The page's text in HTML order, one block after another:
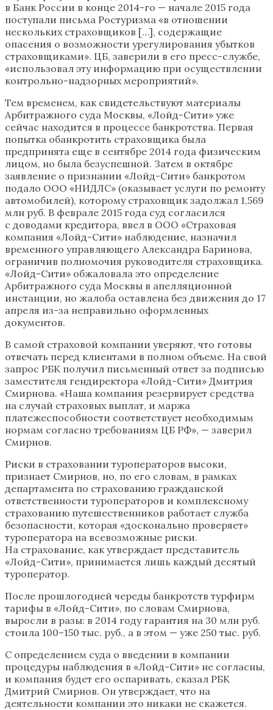
в Банк России в конце 2014-го — начале 2015 года
поступали письма Ростуризма «в отношении
нескольких страховщиков […], содержащие
опасения о возможности урегулирования убытков
страховщиками». ЦБ, заверили в его пресс-службе,
«использовал эту информацию при осуществлении
контрольно-надзорных мероприятий».
Тем временем, как свидетельствуют материалы
Арбитражного суда Москвы, «Лойд-Сити» уже
сейчас находится в процессе банкротства. Первая
попытка обанкротить страховщика была
предпринята еще в сентябре 2014 года физическим
лицом, но была безуспешной. Затем в октябре
заявление о признании «Лойд-Сити» банкротом
подало ООО «НИДЛС» (оказывает услуги по ремонту
автомобилей), которому страховщик задолжал 1,569
млн руб. В феврале 2015 года суд согласился
с доводами кредитора, ввел в ООО «Страховая
компания «Лойд-Сити» наблюдение, назначил
временного управляющего Александра Баринова,
ограничив полномочия руководителя страховщика.
«Лойд-Сити» обжаловала это определение
Арбитражного суда Москвы в апелляционной
инстанции, но жалоба оставлена без движения до 17
апреля из-за неправильно оформленных
документов.
В самой страховой компании уверяют, что готовы
отвечать перед клиентами в полном объеме. На свой
запрос РБК получил письменный ответ за подписью
заместителя гендиректора «Лойд-Сити» Дмитрия
Смирнова. «Наша компания резервирует средства
на случай страховых выплат, и маржа
платежеспособности соответствует необходимым
нормам согласно требованиям ЦБ РФ», — заверил
Смирнов.
Риски в страховании туроператоров высоки,
признает Смирнов, но, по его словам, в рамках
департамента по страхованию гражданской
ответственности туроператоров и комплексному
страхованию путешественников работает служба
безопасности, которая «досконально проверяет»
туроператора на всевозможные риски.
На страхование, как утверждает представитель
«Лойд-Сити», принимается лишь каждый десятый
туроператор.
После прошлогодней череды банкротств турфирм
тарифы в «Лойд-Сити», по словам Смирнова,
выросли в разы: в 2014 году гарантия на 30 млн руб.
стоила 100–150 тыс. руб., а в этом — уже 250 тыс. руб.
С определением суда о введении в компании
процедуры наблюдения в «Лойд-Сити» не согласны,
и компания будет его оспаривать, сказал РБК
Дмитрий Смирнов. Он утверждает, что на
деятельности компании это никаки не скажется.